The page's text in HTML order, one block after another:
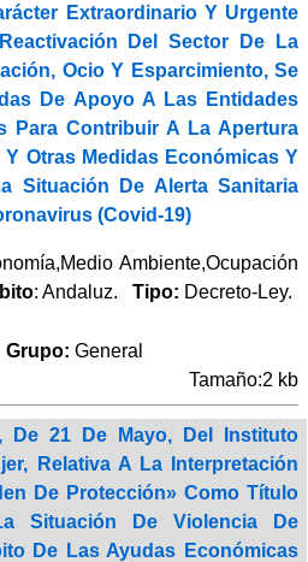
Extraordinario Y Urgente
Del Sector De La
Ocio Y Esparcimiento, Se
De Apoyo A Las Entidades
Para Contribuir A La Apertura
Y Otras Medidas Económicas Y
Situación De Alerta Sanitaria
(Covid-19)
Ambiente,Ocupación
: Andaluz. Tipo: Decreto-Ley.
General
Tamaño:2 kb
De 21 De Mayo, Del Instituto
Relativa A La Interpretación
De Protección» Como Título
Situación De Violencia De
De Las Ayudas Económicas